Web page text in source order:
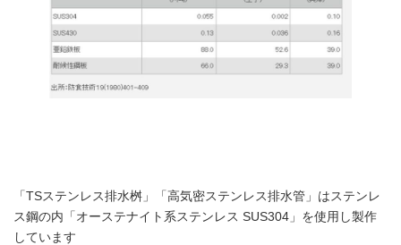
「TSステンレス排水桝」「高気密ステンレス排水管」はステンレ
ス鋼の内「オーステナイト系ステンレス SUS304」を使用し製作
しています